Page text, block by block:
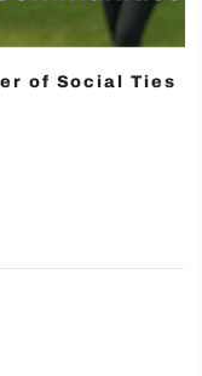
of Social Ties